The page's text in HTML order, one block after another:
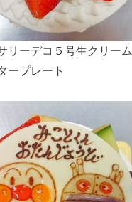
リーデコ５号生クリーム
ープレート